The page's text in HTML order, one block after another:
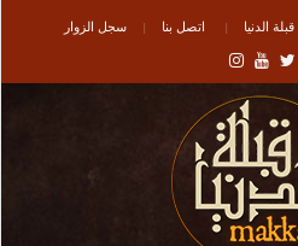
الدنيا اتصل بنا سجل الزوار